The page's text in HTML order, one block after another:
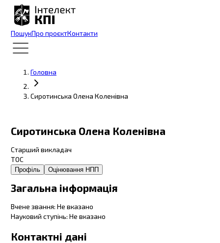
ПошукПро проєктКонтакти
Головна
Сиротинська Олена Коленівна
Сиротинська Олена Коленівна
Старший викладач
ТОС
Профіль Оцінювання НПП
Загальна інформація
Вчене звання: Не вказано
Науковий ступінь: Не вказано
Контактні дані